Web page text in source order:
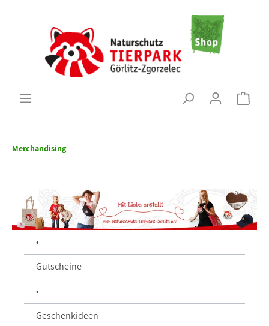
Merchandising
•
Gutscheine
•
Geschenkideen